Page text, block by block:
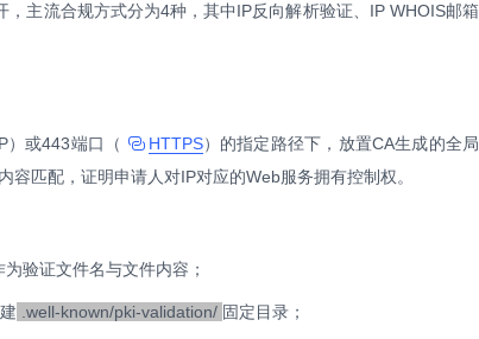
，主流合规方式分为4种，其中IP反向解析验证、IP WHOIS邮箱
）或443端口（ HTTPS）的指定路径下，放置CA生成的全局
匹配，证明申请人对IP对应的Web服务拥有控制权。
验证文件名与文件内容；
.well-known/pki-validation/ 固定目录；